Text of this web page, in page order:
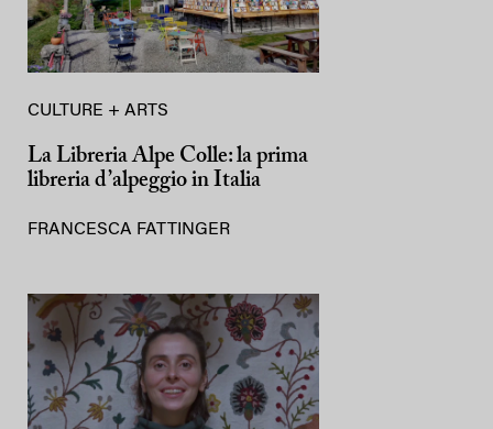
CULTURE + ARTS
La Libreria Alpe Colle: la prima
libreria d’alpeggio in Italia
FRANCESCA FATTINGER